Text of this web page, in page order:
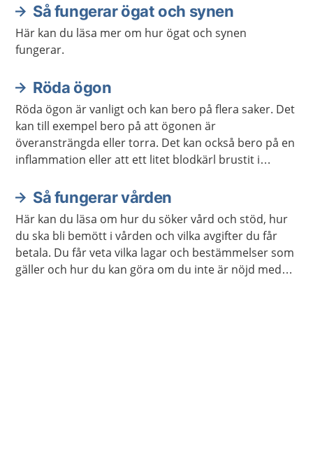
Så fungerar ögat och synen
Här kan du läsa mer om hur ögat och synen
fungerar.
Röda ögon
Röda ögon är vanligt och kan bero på flera saker. Det
kan till exempel bero på att ögonen är
överansträngda eller torra. Det kan också bero på en
inflammation eller att ett litet blodkärl brustit i
ibland kan du behöva behandling.
Så fungerar vården
Här kan du läsa om hur du söker vård och stöd, hur
du ska bli bemött i vården och vilka avgifter du får
betala. Du får veta vilka lagar och bestämmelser som
gäller och hur du kan göra om du inte är nöjd med